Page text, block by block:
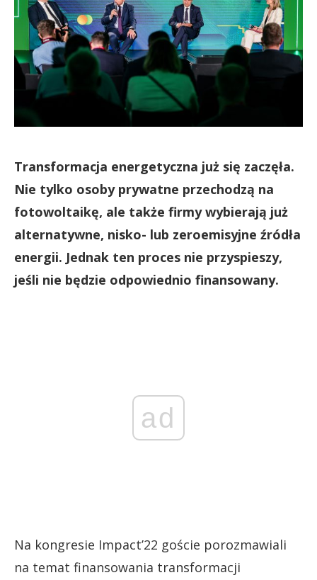
Transformacja energetyczna już się zaczęła.
Nie tylko osoby prywatne przechodzą na
fotowoltaikę, ale także firmy wybierają już
alternatywne, nisko- lub zeroemisyjne źródła
energii. Jednak ten proces nie przyspieszy,
jeśli nie będzie odpowiednio finansowany.
ad
Na kongresie Impact’22 goście porozmawiali
na temat finansowania transformacji